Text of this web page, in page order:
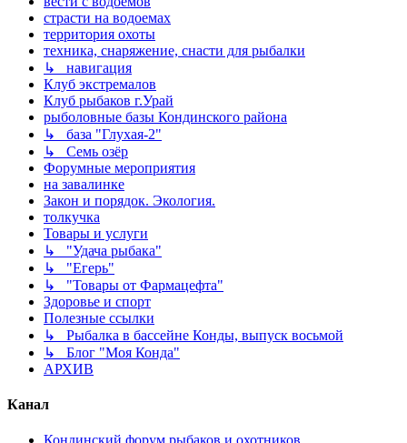
страсти на водоемах
территория охоты
техника, снаряжение, снасти для рыбалки
↳ навигация
Клуб экстремалов
Клуб рыбаков г.Урай
рыболовные базы Кондинского района
↳ база "Глухая-2"
↳ Семь озёр
Форумные мероприятия
на завалинке
Закон и порядок. Экология.
толкучка
Товары и услуги
↳ "Удача рыбака"
↳ "Егерь"
↳ "Товары от Фармацефта"
Здоровье и спорт
Полезные ссылки
↳ Рыбалка в бассейне Конды, выпуск восьмой
↳ Блог "Моя Конда"
АРХИВ
Канал